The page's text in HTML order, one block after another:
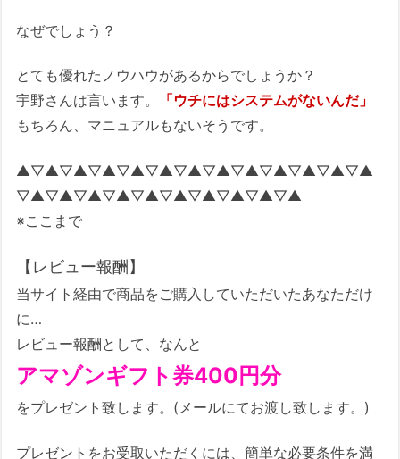
なぜでしょう？
とても優れたノウハウがあるからでしょうか？
宇野さんは言います。
「ウチにはシステムがないんだ」
もちろん、マニュアルもないそうです。
▲▽▲▽▲▽▲▽▲▽▲▽▲▽▲▽▲▽▲▽▲▽▲▽▲
▽▲▽▲▽▲▽▲▽▲▽▲▽▲▽▲▽▲▽▲
※ここまで
【レビュー報酬】
当サイト経由で商品をご購入していただいたあなただけ
に…
レビュー報酬として、なんと
アマゾンギフト券400円分
をプレゼント致します。(メールにてお渡し致します。)
プレゼントをお受取いただくには、簡単な必要条件を満